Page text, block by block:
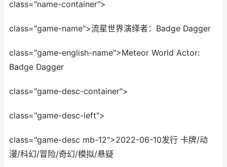
class="name-container">
class="game-name">流星世界演绎者：Badge Dagger
class="game-english-name">Meteor World Actor:
Badge Dagger
class="game-desc-container">
class="game-desc-left">
class="game-desc mb-12">2022-06-10发行 卡牌/动
漫/科幻/冒险/奇幻/模拟/悬疑